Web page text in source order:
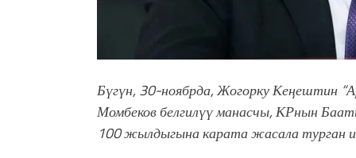
Бүгүн, 30-ноябрда, Жогорку Кеңештин
Момбеков белгилүү манасчы, КРнын
100 жылдыгына карата жасала турган